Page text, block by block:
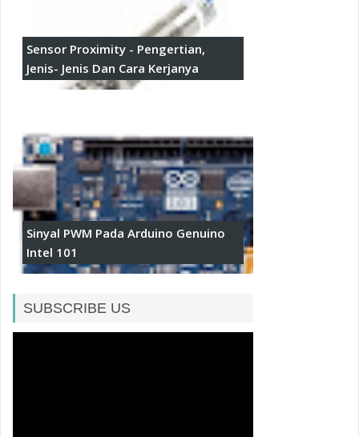
Sensor Proximity - Pengertian,
Jenis- Jenis Dan Cara Kerjanya
Sinyal PWM Pada Arduino Genuino
Intel 101
SUBSCRIBE US